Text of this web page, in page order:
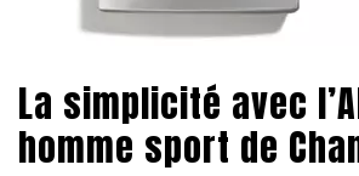
La simplicité avec
homme sport de